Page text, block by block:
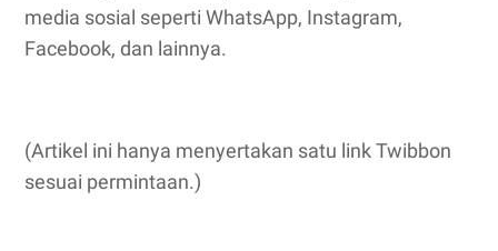
media sosial seperti WhatsApp, Instagram,
Facebook, dan lainnya.
(Artikel ini hanya menyertakan satu link Twibbon
sesuai permintaan.)